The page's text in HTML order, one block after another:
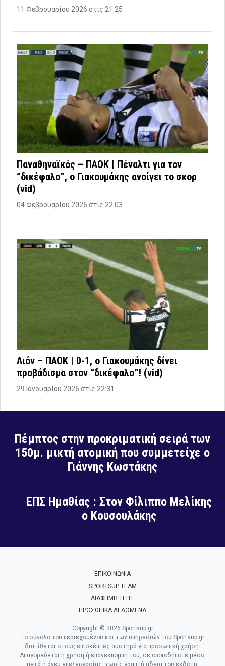
11 Φεβρουαρίου 2026 στις 21:25
Παναθηναϊκός – ΠΑΟΚ | Πέναλτι για τον
“δικέφαλο”, ο Γιακουμάκης ανοίγει το σκορ
(vid)
04 Φεβρουαρίου 2026 στις 22:03
Λιόν – ΠΑΟΚ | 0-1, ο Γιακουμάκης δίνει
προβάδισμα στον “δικέφαλο”! (vid)
29 Ιανουαρίου 2026 στις 22:31
Πέμπτος στην προκριματική σειρά των
150μ. μικτή ατομική που συμμετείχε ο
Γιάννης Κωστάκης
ΕΠΣ Ημαθίας : Στον Φίλιππο Μελίκης
ο Κουσουλάκης
ΕΠΙΚΟΙΝΩΝΙΑ
SPORTSUP TEAM
ΔΙΑΦΗΜΙΣΤΕΙΤΕ
ΠΡΟΣΩΠΙΚΑ ΔΕΔΟΜΕΝΑ
Copyright © 2026 Sportsup.gr
Το σύνολο του περιεχομένου και των υπηρεσιών του Sportsup.gr
διατίθεται στους επισκέπτες αυστηρά για προσωπική χρήση.
Απαγορεύεται η χρήση ή επανεκπομπή του, σε οποιοδήποτε μέσο,
μετά ή άνευ επεξεργασίας, χωρίς γραπτή άδεια του εκδότη.